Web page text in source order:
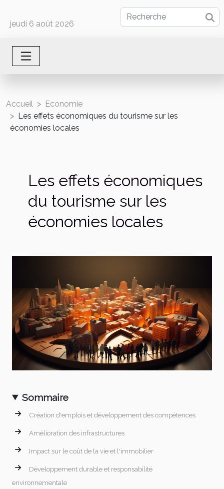
jeudi 6 août 2026
Accueil
Economie
Les effets économiques du tourisme sur les
économies locales
Les effets économiques
du tourisme sur les
économies locales
Sommaire
Création d'emplois et développement des compétences
Amélioration des infrastructures
Impact sur le coût de la vie et l'immobilier
Développement durable et responsabilité
environnementale